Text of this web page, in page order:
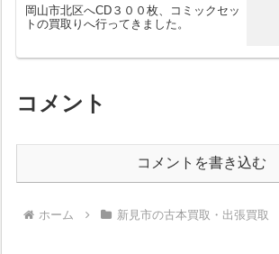
岡山市北区へCD３００枚、コミックセッ
トの買取りへ行ってきました。
コメント
コメントを書き込む
ホーム 新見市の古本買取・出張買取